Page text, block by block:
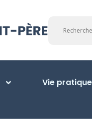
Vie pratique